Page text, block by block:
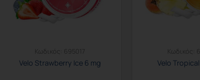
Κωδικός: 695017
Velo Strawberry Ice 6 mg
Κωδικός:
Velo